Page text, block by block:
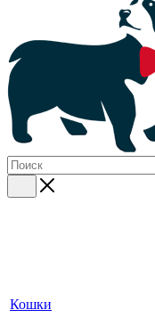
Кошки